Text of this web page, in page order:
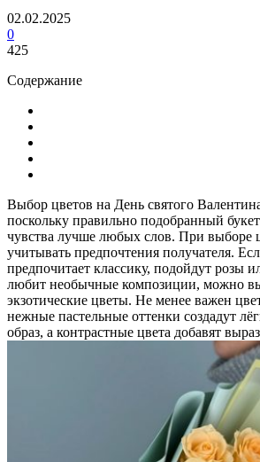
02.02.2025
0
425
Содержание
Выбор цветов на День святого
поскольку правильно подобранный
чувства лучше любых слов. При выборе
учитывать предпочтения получателя.
предпочитает классику, подойдут розы
любит необычные композиции, можно
экзотические цветы. Не менее важен
нежные пастельные оттенки создадут
образ, а контрастные цвета добавят